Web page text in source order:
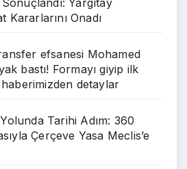
Onadı
efsanesi Mohamed
bastı! Formayı giyip ilk
detaylar
Tarihi Adım: 360
Çerçeve Yasa Meclis’e